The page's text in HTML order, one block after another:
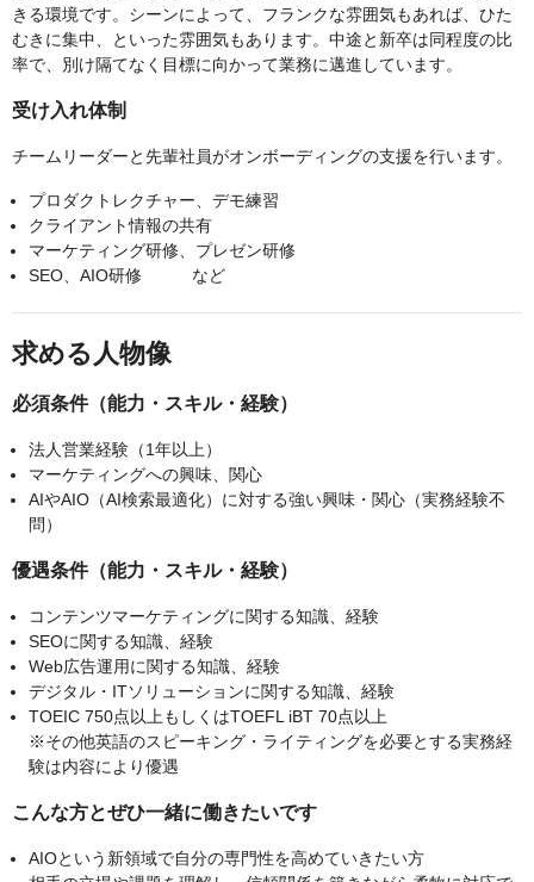
きる環境です。シーンによって、フランクな雰囲気もあれば、ひた
むきに集中、といった雰囲気もあります。中途と新卒は同程度の比
率で、別け隔てなく目標に向かって業務に邁進しています。
受け入れ体制
チームリーダーと先輩社員がオンボーディングの支援を行います。
プロダクトレクチャー、デモ練習
クライアント情報の共有
マーケティング研修、プレゼン研修
SEO、AIO研修 など
求める人物像
必須条件（能力・スキル・経験）
法人営業経験（1年以上）
マーケティングへの興味、関心
AIやAIO（AI検索最適化）に対する強い興味・関心（実務経験不
問）
優遇条件（能力・スキル・経験）
コンテンツマーケティングに関する知識、経験
SEOに関する知識、経験
Web広告運用に関する知識、経験
デジタル・ITソリューションに関する知識、経験
TOEIC 750点以上もしくはTOEFL iBT 70点以上
※その他英語のスピーキング・ライティングを必要とする実務経
験は内容により優遇
こんな方とぜひ一緒に働きたいです
AIOという新領域で自分の専門性を高めていきたい方